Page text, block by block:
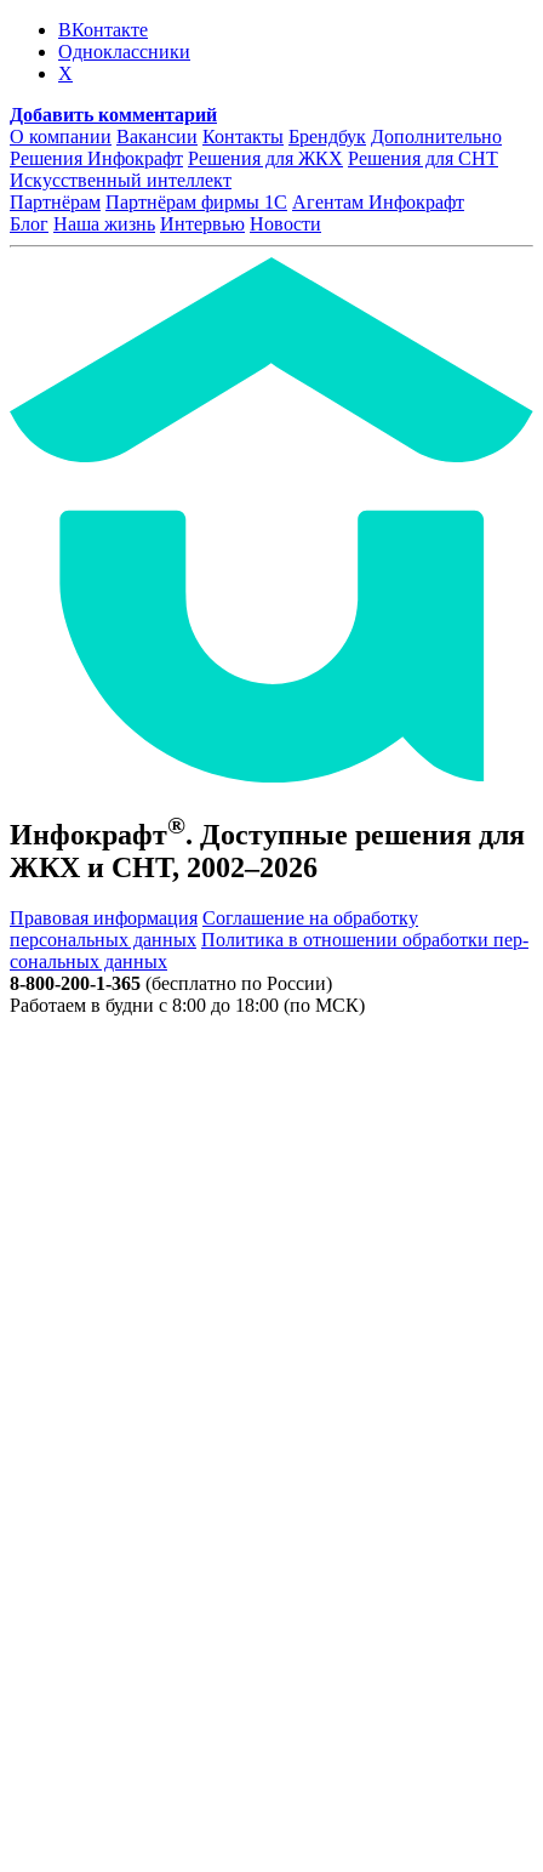
ВКонтакте
Одноклассники
X
Добавить комментарий
О компании Вакансии Контакты Брендбук Дополнительно
Решения Инфокрафт Решения для ЖКХ Решения для СНТ
Искусственный интеллект
Партнёрам Партнёрам фирмы 1С Агентам Инфокрафт
Блог Наша жизнь Интервью Новости
Инфокрафт®. Доступные решения для
ЖКХ и СНТ, 2002–2026
Правовая информация Соглашение на обработку
персональных данных По­ли­ти­ка в от­но­ше­нии об­ра­бот­ки пер­
со­наль­ных дан­ных
8-800-200-1-365 (бесплатно по России)
Работаем в будни с 8:00 до 18:00 (по МСК)